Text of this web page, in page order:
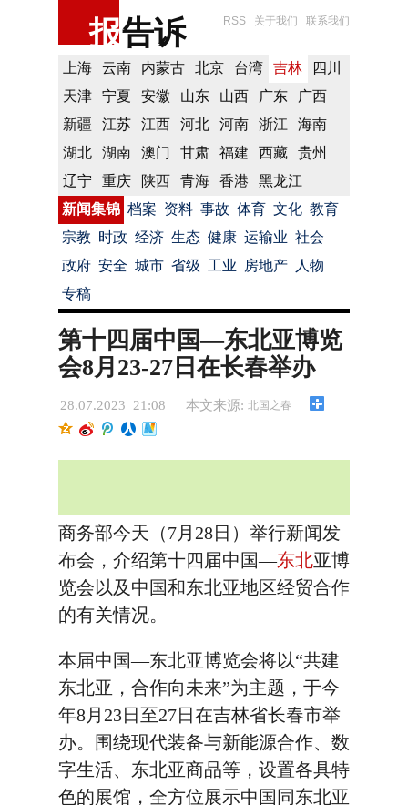
报告诉 RSS 关于我们 联系我们
上海 云南 内蒙古 北京 台湾 吉林
四川
天津
宁夏 安徽 山东 山西 广东
广西
新疆
江苏 江西 河北 河南 浙江
海南
湖北
湖南 澳门 甘肃 福建 西藏
贵州
辽宁
重庆 陕西 青海 香港
黑龙江
新闻集锦 档案 资料 事故 体育 文化 教育
宗教 时政 经济 生态 健康 运输业 社会
政府 安全 城市 省级 工业 房地产
人物
专稿
第十四届中国—东北亚博览
会8月23-27日在长春举办
28.07.2023 21:08 本文来源: 北国之春
商务部今天（7月28日）举行新闻发
布会，介绍第十四届中国—东北亚博
览会以及中国和东北亚地区经贸合作
的有关情况。
本届中国—东北亚博览会将以“共建
东北亚，合作向未来”为主题，于今
年8月23日至27日在吉林省长春市举
办。围绕现代装备与新能源合作、数
字生活、东北亚商品等，设置各具特
色的展馆，全方位展示中国同东北亚